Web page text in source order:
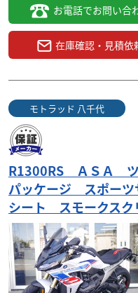
BMW
M1000RR ２０２５年
ケ...
502
★実車確認可能です★Ｍ
ング機構「ＢＭＷＳｈｉ
ｃ並列４気筒エンジンを
お電話でお問い合
在庫確認・見積依
モトラッド 八千代
R1300RS ＡＳＡ
パッケージ スポー
シート スモークスク